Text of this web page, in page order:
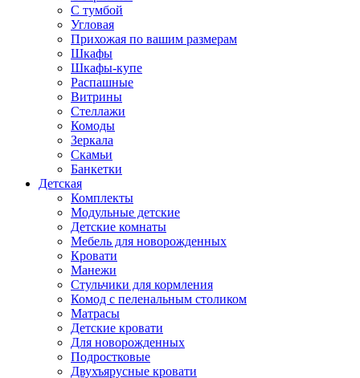
С тумбой
Угловая
Прихожая по вашим размерам
Шкафы
Шкафы-купе
Распашные
Витрины
Стеллажи
Комоды
Зеркала
Скамьи
Банкетки
Детская
Комплекты
Модульные детские
Детские комнаты
Мебель для новорожденных
Кровати
Манежи
Стульчики для кормления
Комод с пеленальным столиком
Матрасы
Детские кровати
Для новорожденных
Подростковые
Двухъярусные кровати